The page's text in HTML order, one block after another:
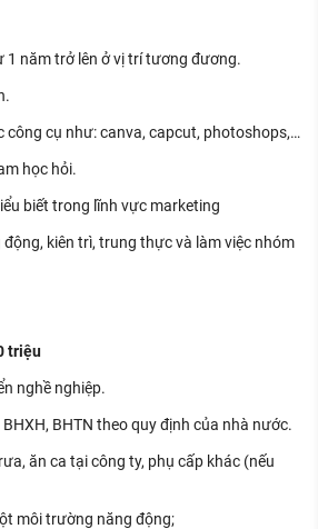
1 năm trở lên ở vị trí tương đương.
công cụ như: canva, capcut, photoshops,…
học hỏi.
biết trong lĩnh vực marketing
động, kiên trì, trung thực và làm việc nhóm
triệu
nghề nghiệp.
BHTN theo quy định của nhà nước.
ăn ca tại công ty, phụ cấp khác (nếu
môi trường năng động;